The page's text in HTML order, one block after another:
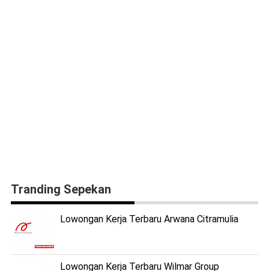
Tranding Sepekan
Lowongan Kerja Terbaru Arwana Citramulia
Lowongan Kerja Terbaru Wilmar Group